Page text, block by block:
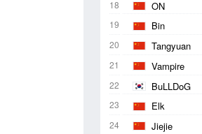
18
ON
19
Bin
20
Tangyuan
21
Vampire
22
BuLLDoG
23
Elk
24
Jiejie